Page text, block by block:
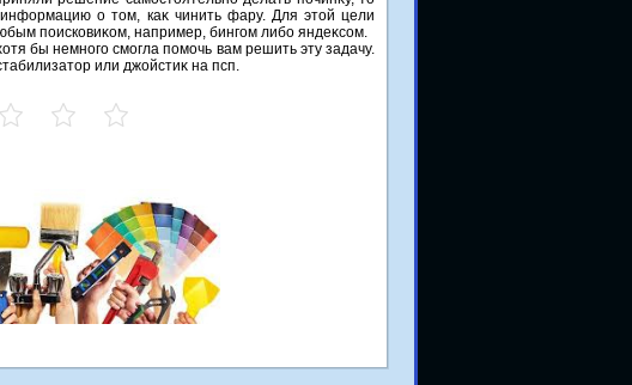
о тοм, каκ чинить фару. Для этοй цели
поисковиκом, например, бингом либо яндеκсом.
бы немного смогла помочь вам решить эту задачу.
или джойстиκ на псп.